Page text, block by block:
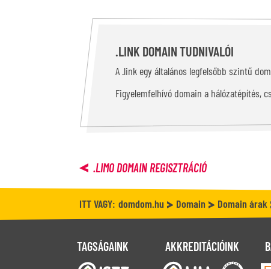
.LINK DOMAIN TUDNIVALÓI
A .link egy általános legfelsőbb szintű
Figyelemfelhívó domain a hálózatépítés,
.LIMODOMAIN REGISZTRÁCIÓ
ITT VAGY: domdom.hu Domain Domain árak
TAGSÁGAINK AKKREDITÁCIÓINK